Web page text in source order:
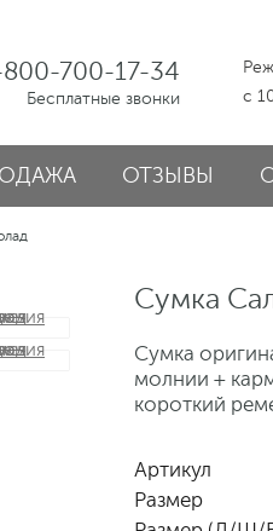
700-17-34
Бесплатные звонки
с
ОТЗЫВЫ
Сумка
Сумка
молнии +
короткий
Артикул
Размер